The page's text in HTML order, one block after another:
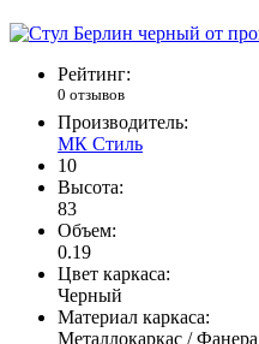
Рейтинг:
0 отзывов
Производитель:
МК Стиль
10
Высота:
83
Объем:
0.19
Цвет каркаса:
Черный
Материал каркаса:
Металлокаркас / Фанера